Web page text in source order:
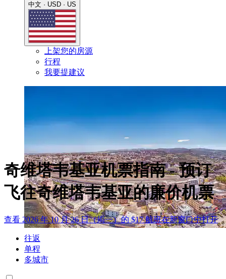
中文 · USD · US
上架您的房源
行程
我要提建议
奇维塔韦基亚机票指南 - 预订
飞往奇维塔韦基亚的廉价机票
查看 2026 年 10 月 26 日（周一）的 $17 航班在新窗口中打开
往返
单程
多城市